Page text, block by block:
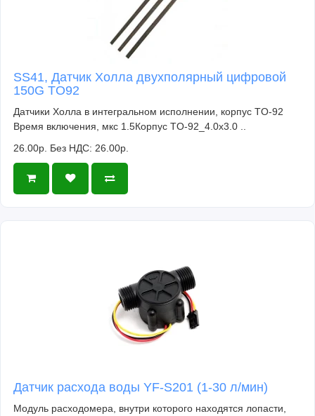
SS41, Датчик Холла двухполярный цифровой
150G TO92
Датчики Холла в интегральном исполнении, корпус TO-92
Время включения, мкс 1.5Корпус TO-92_4.0x3.0 ..
26.00р. Без НДС: 26.00р.
Датчик расхода воды YF-S201 (1-30 л/мин)
Модуль расходомера, внутри которого находятся лопасти,